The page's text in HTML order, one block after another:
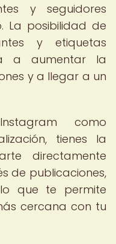
y seguidores
La posibilidad de
y etiquetas
a aumentar la
y a llegar a un
como
tienes la
directamente
de publicaciones,
que te permite
cercana con tu